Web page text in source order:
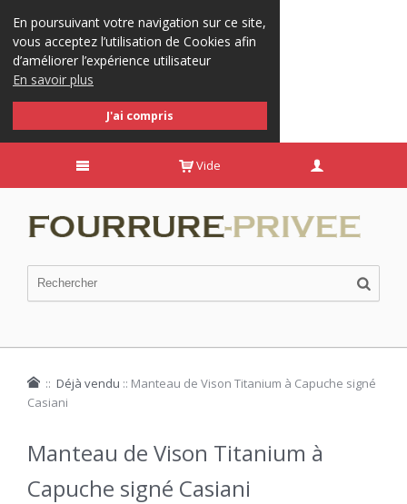
En poursuivant votre navigation sur ce site,
vous acceptez l’utilisation de Cookies afin
d’améliorer l’expérience utilisateur
En savoir plus
J'ai compris
Vide
:: Déjà vendu :: Manteau de Vison Titanium à Capuche signé
Casiani
Manteau de Vison Titanium à
Capuche signé Casiani